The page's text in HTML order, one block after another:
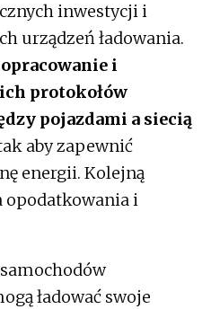
inwestycji i
urządzeń ładowania.
opracowanie i
protokołów
pojazdami a siecią
aby zapewnić
energii. Kolejną
opodatkowania i
ładować swoje